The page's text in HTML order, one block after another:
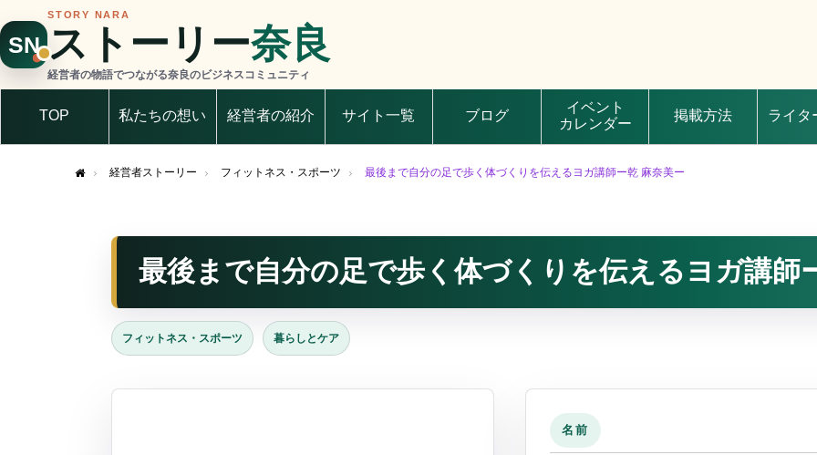
SN
STORY NARA
ストーリー奈良
経営者の物語でつながる奈良のビジネスコミュニティ
TOP 私たちの想い 経営者の紹介 サイト一覧 ブログ
イベント
カレンダー
掲載方法 ライタ
経営者ストーリー フィットネス・スポーツ 最後まで自分の足で歩く体づくりを伝えるヨガ講師ー乾 麻奈美ー
最後まで自分の足で歩く体づくりを伝えるヨガ講師
フィットネス・スポーツ 暮らしとケア
名前